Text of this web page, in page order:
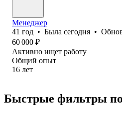
Менеджер
41 год • Была сегодня •
60 000 ₽
Активно ищет работу
Общий опыт
16 лет
Быстрые фильтры